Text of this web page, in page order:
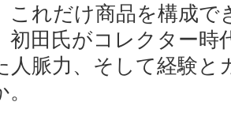
これだけ商品を構成で
初田氏がコレクター時
人脈力、そして経験と